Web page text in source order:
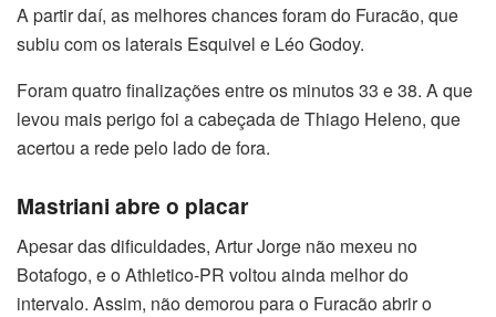
A partir daí, as melhores chances foram do Furacão, que
subiu com os laterais Esquivel e Léo Godoy.
Foram quatro finalizações entre os minutos 33 e 38. A que
levou mais perigo foi a cabeçada de Thiago Heleno, que
acertou a rede pelo lado de fora.
Mastriani abre o placar
Apesar das dificuldades, Artur Jorge não mexeu no
Botafogo, e o Athletico-PR voltou ainda melhor do
intervalo. Assim, não demorou para o Furacão abrir o